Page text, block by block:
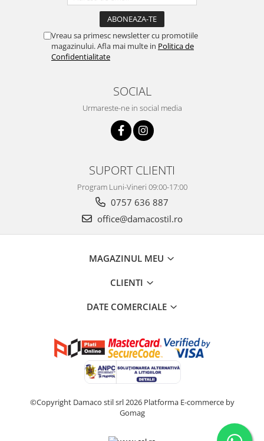
Vreau sa primesc newsletter cu promotiile
magazinului. Afla mai multe in Politica de
Confidentialitate
SOCIAL
Urmareste-ne in social media
SUPORT CLIENTI
Program Luni-Vineri 09:00-17:00
0757 636 887
office@damacostil.ro
MAGAZINUL MEU
CLIENTI
DATE COMERCIALE
©Copyright Damaco stil srl 2026 Platforma E-commerce by
Gomag